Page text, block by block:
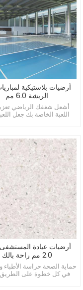
أرضيات بلاستيكية
الريشة 6.0 مم
أشعل شغفك الرياضي
اللعبة الخاصة بك جعل
2.0 مم راحة بالك
حماية الصحة حراسة
في كل خطوة على